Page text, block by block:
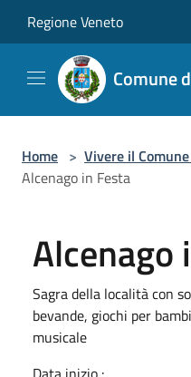
Regione Veneto
Comune
Home > Vivere il Comune
Alcenago in Festa
Alcenago
Sagra della località con
bevande, giochi per
musicale